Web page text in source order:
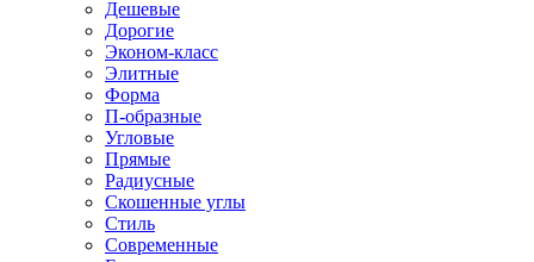
Дешевые
Дорогие
Эконом-класс
Элитные
Форма
П-образные
Угловые
Прямые
Радиусные
Скошенные углы
Стиль
Современные